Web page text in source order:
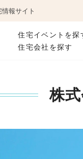
報サイト
住宅イベントを探
住宅会社を探す
株